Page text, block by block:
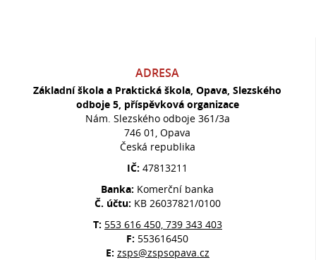
ADRESA
Základní škola a Praktická škola, Opava, Slezského
odboje 5, příspěvková organizace
Nám. Slezského odboje 361/3a
746 01, Opava
Česká republika
IČ:47813211
Banka: Komerční banka
Č. účtu: KB 26037821/0100
T: 553 616 450, 739 343 403
F: 553616450
E: zsps@zspsopava.cz